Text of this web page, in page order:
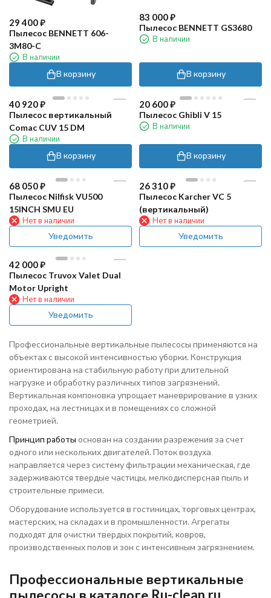
29 400₽
Пылесос BENNETT 606-
3M80-C
В наличии
В корзину
83 000₽
Пылесос BENNETT GS3680
В наличии
В корзину
40 920₽
Пылесос вертикальный
Comac CUV 15 DM
В наличии
В корзину
20 600₽
Пылесос Ghibli V 15
В наличии
В корзину
68 050₽
Пылесос Nilfisk VU500
15INCH SMU EU
Нет в наличии
Уведомить
26 310₽
Пылесос Karcher VC 5
(вертикальный)
Нет в наличии
Уведомить
42 000₽
Пылесос Truvox Valet Dual
Motor Upright
Нет в наличии
Уведомить
Профессиональные вертикальные пылесосы применяются на
объектах с высокой интенсивностью уборки. Конструкция
ориентирована на стабильную работу при длительной
нагрузке и обработку различных типов загрязнений.
Вертикальная компоновка упрощает маневрирование в узких
проходах, на лестницах и в помещениях со сложной
геометрией.
Принцип работы основан на создании разрежения за счет
одного или нескольких двигателей. Поток воздуха
направляется через систему фильтрации механическая, где
задерживаются твердые частицы, мелкодисперсная пыль и
строительные примеси.
Оборудование используется в гостиницах, торговых центрах,
мастерских, на складах и в промышленности. Агрегаты
подходят для очистки твердых покрытий, ковров,
производственных полов и зон с интенсивным загрязнением.
Профессиональные вертикальные
пылесосы в каталоге Ru-clean.ru